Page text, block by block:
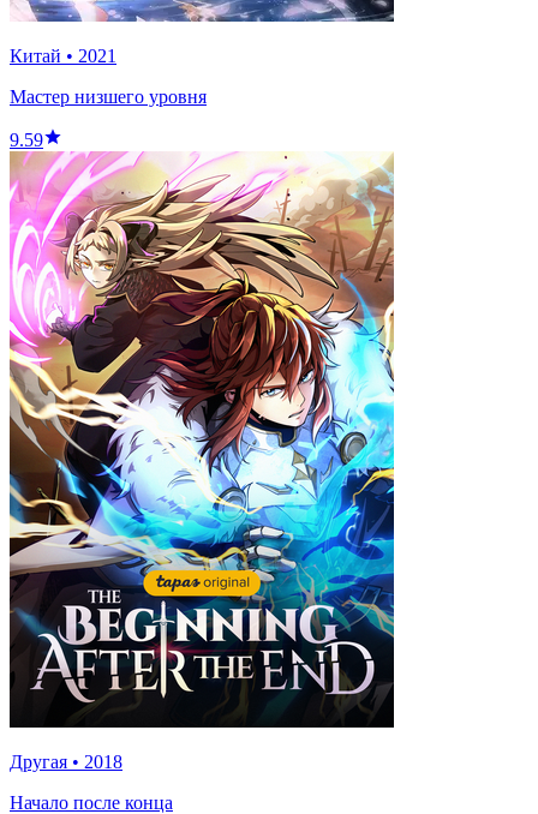
Китай • 2021
Мастер низшего уровня
9.59
Другая • 2018
Начало после конца